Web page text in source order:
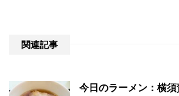
関連記事
今日のラーメン：横須